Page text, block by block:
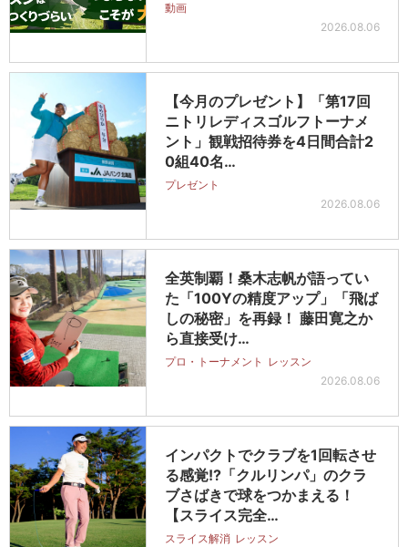
動画
2026.08.06
【今月のプレゼント】「第17回
ニトリレディスゴルフトーナメ
ント」観戦招待券を4日間合計2
0組40名…
プレゼント
2026.08.06
全英制覇！桑木志帆が語ってい
た「100Yの精度アップ」「飛ば
しの秘密」を再録！ 藤田寛之か
ら直接受け…
プロ・トーナメント レッスン
2026.08.06
インパクトでクラブを1回転させ
る感覚!?「クルリンパ」のクラ
ブさばきで球をつかまえる！
【スライス完全…
スライス解消 レッスン